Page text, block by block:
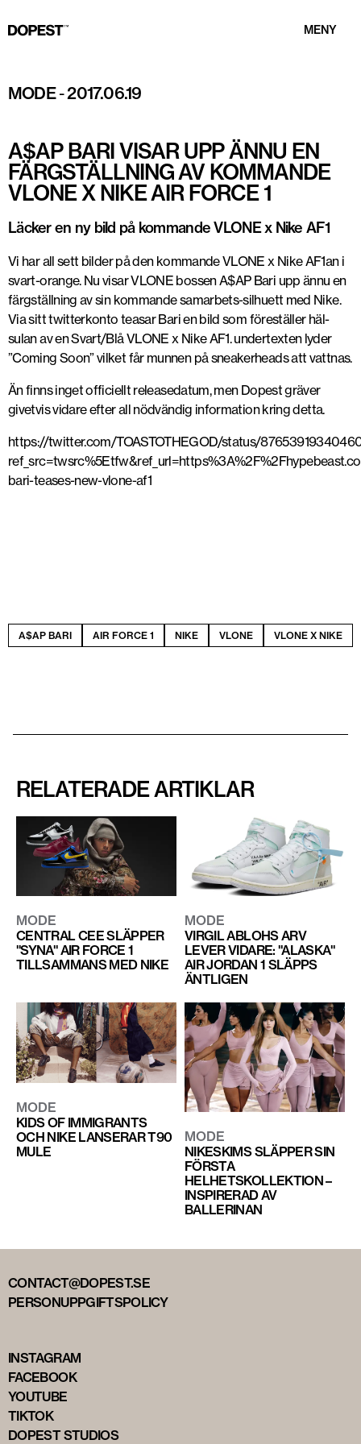
MENY
MODE-2017.06.19
A$AP BARI VISAR UPP ÄNNU EN
FÄRGSTÄLLNING AV KOMMANDE
VLONE X NIKE AIR FORCE 1
Läcker en ny bild på kommande VLONE x Nike AF1
Vi har all sett bilder på den kommande VLONE x Nike AF1an i
svart-orange. Nu visar VLONE bossen A$AP Bari upp ännu en
färgställning av sin kommande samarbets-silhuett med Nike.
Via sitt twitterkonto teasar Bari en bild som föreställer häl-
sulan av en Svart/Blå VLONE x Nike AF1. undertexten lyder
”Coming Soon” vilket får munnen på sneakerheads att vattnas.
Än finns inget officiellt releasedatum, men Dopest gräver
givetvis vidare efter all nödvändig information kring detta.
https://twitter.com/TOASTOTHEGOD/status/
bari-teases-new-vlone-af1
A$AP BARI AIR FORCE 1 NIKE VLONE VLONE X NIKE
RELATERADE ARTIKLAR
MODE
CENTRAL CEE SLÄPPER
"SYNA" AIR FORCE 1
TILLSAMMANS MED NIKE
MODE
VIRGIL ABLOHS ARV
LEVER VIDARE: "ALASKA"
AIR JORDAN 1 SLÄPPS
ÄNTLIGEN
MODE
KIDS OF IMMIGRANTS
OCH NIKE LANSERAR T90
MULE
MODE
NIKESKIMS SLÄPPER SIN
FÖRSTA
HELHETSKOLLEKTION –
INSPIRERAD AV
BALLERINAN
CONTACT@DOPEST.SE
PERSONUPPGIFTSPOLICY
INSTAGRAM
FACEBOOK
YOUTUBE
TIKTOK
DOPEST STUDIOS